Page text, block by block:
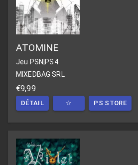
ATOMINE
Jeu PSN PS4
MIXEDBAG SRL
€9,99
DÉTAIL ☆ PS STORE